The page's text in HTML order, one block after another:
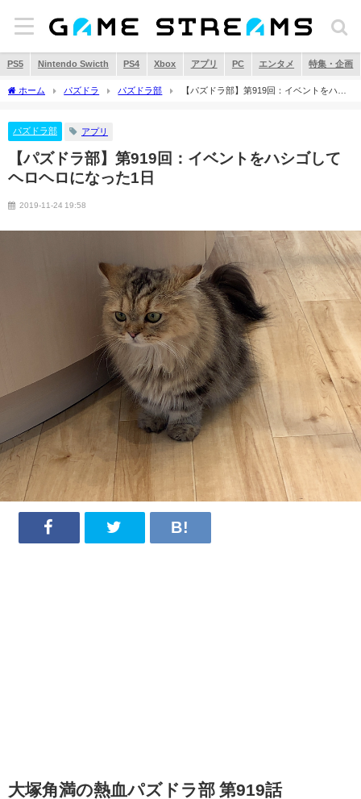
PS5 Nintendo Swicth PS4 Xbox アプリ PC エンタメ 特集・企画
ホーム パズドラ パズドラ部
【パズドラ部】第919回：イベントをハシ
パズドラ部 アプリ
【パズドラ部】第919回：イベントをハシゴして
ヘロヘロになった1日
2019-11-24 19:58
大塚角満の熱血パズドラ部 第919話